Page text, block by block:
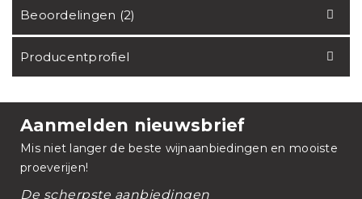
Beoordelingen (2)
Producentprofiel
Aanmelden nieuwsbrief
Mis niet langer de beste wijnaanbiedingen en mooiste
proeverijen!
De scherpste aanbiedingen